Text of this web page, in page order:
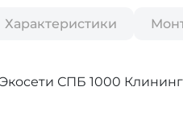
Характеристики
СПБ 1000